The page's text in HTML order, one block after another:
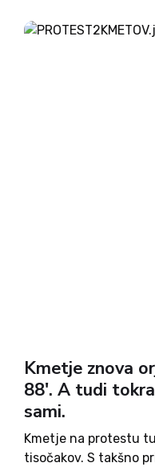
naj bi po nekaterih
vojne dezertiral,
Kmetje znova
88'. A tudi
sami.
Kmetje na protestu
tisočakov. S takšno